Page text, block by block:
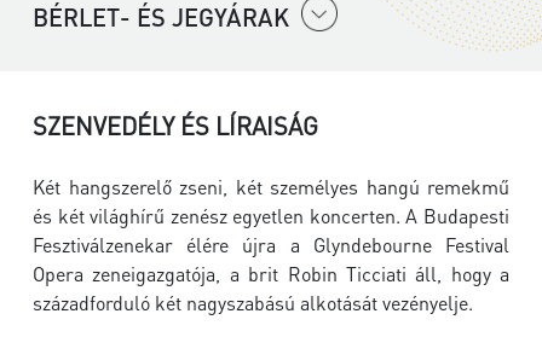
BÉRLET- ÉS JEGYÁRAK
SZENVEDÉLY ÉS LÍRAISÁG
Két hangszerelő zseni, két személyes hangú remekmű
és két világhírű zenész egyetlen koncerten. A Budapesti
Fesztiválzenekar élére újra a Glyndebourne Festival
Opera zeneigazgatója, a brit Robin Ticciati áll, hogy a
századforduló két nagyszabású alkotását vezényelje.